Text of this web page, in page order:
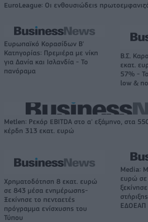
EuroLeague: Οι ενθουσιώδεις
Ευρωπαϊκό Κορασίδων Β'
Κατηγορίας: Πρεμιέρα με νίκη
για Δανία και Ισλανδία - Το
πανόραμα
Β.Σ.
εκατ.
57% -
low &
Metlen: Ρεκόρ EBITDA στο α' εξάμηνο, στα
κέρδη 313 εκατ. ευρώ
Χρηματοδότηση 8 εκατ. ευρώ
σε 843 μέσα ενημέρωσης-
Ξεκίνησε το πενταετές
πρόγραμμα ενίσχυσης του
Τύπου
Media:
ευρώ σε
ΕΔΟΕΑΠ